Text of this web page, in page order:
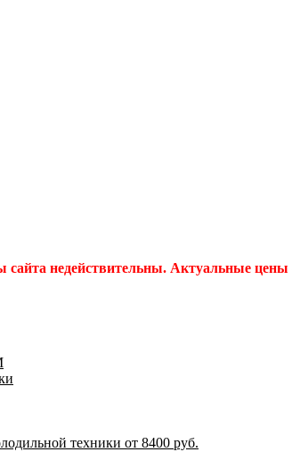
сайта недействительны. Актуальные
техники от 8400 руб.